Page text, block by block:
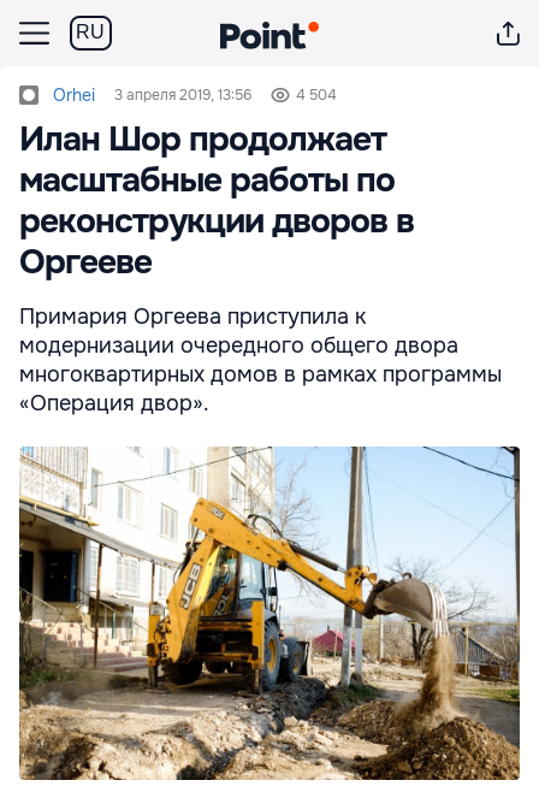
RU
Orhei 3 апреля 2019, 13:56 4 504
Илан Шор продолжает
масштабные работы по
реконструкции дворов в
Оргееве
Примария Оргеева приступила к
модернизации очередного общего двора
многоквартирных домов в рамках программы
«Операция двор».